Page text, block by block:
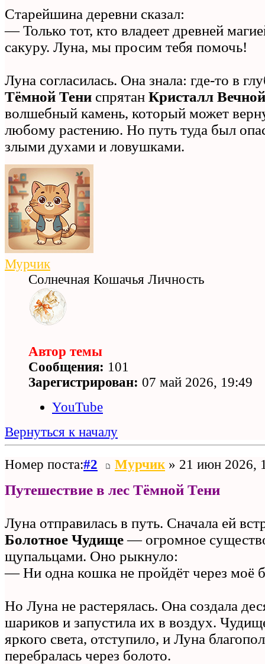
Старейшина деревни сказал:
— Только тот, кто владеет древней
сакуру. Луна, мы просим тебя помочь!
Луна согласилась. Она знала: где‑то в
Тёмной Тени спрятан Кристалл
волшебный камень, который может
любому растению. Но путь туда был
злыми духами и ловушками.
Мурчик
Солнечная Кошачья Личность
Автор темы
Сообщения: 101
Зарегистрирован: 07 май 2026, 19:49
YouTube
Вернуться к началу
Номер поста:#2 Мурчик » 21 июн 2026,
Путешествие в лес Тёмной Тени
Луна отправилась в путь. Сначала ей
Болотное Чудище— огромное
щупальцами. Оно рыкнуло:
— Ни одна кошка не пройдёт через моё
Но Луна не растерялась. Она создала
шариков и запустила их в воздух.
яркого света, отступило, и Луна
перебралась через болото.